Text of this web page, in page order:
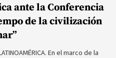
ante la Conferencia
de la civilización
En el marco de la